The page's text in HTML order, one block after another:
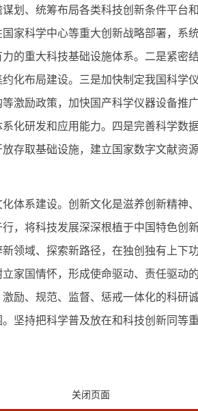
划、统筹布局各类科技创新条件平台
家科学中心等重大创新战略部署，
的重大科技基础设施体系。二是紧密
化布局建设。三是加快制定我国科学
激励政策，加快国产科学仪器设备推
化研发和应用能力。四是完善科学数
存取基础设施，建立国家数字文献资
系建设。创新文化是滋养创新精神
，将科技发展深深根植于中国特色创
领域、探索新路径，在独创独有上
家国情怀，形成使命驱动、责任驱动
励、规范、监督、惩戒一体化的科研
坚持把科学普及放在和科技创新同等
关闭页面